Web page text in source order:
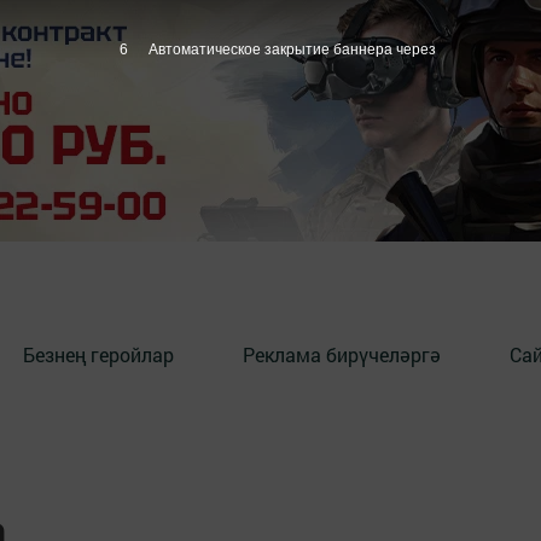
Безнең геройлар Реклама бирүчеләргә
5 Автоматическое закрытие баннера через